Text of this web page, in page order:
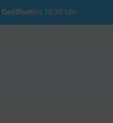
Geöffnetbis 18:30 Uhr